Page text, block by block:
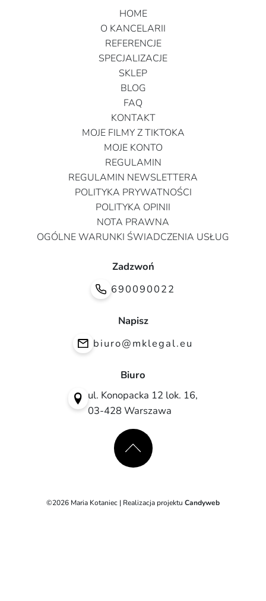
HOME
O KANCELARII
REFERENCJE
SPECJALIZACJE
SKLEP
BLOG
FAQ
KONTAKT
MOJE FILMY Z TIKTOKA
MOJE KONTO
REGULAMIN
REGULAMIN NEWSLETTERA
POLITYKA PRYWATNOŚCI
POLITYKA OPINII
NOTA PRAWNA
OGÓLNE WARUNKI ŚWIADCZENIA USŁUG
Zadzwoń
690090022
Napisz
biuro@mklegal.eu
Biuro
ul. Konopacka 12 lok. 16,
03-428 Warszawa
©2026 Maria Kotaniec | Realizacja projektu Candyweb